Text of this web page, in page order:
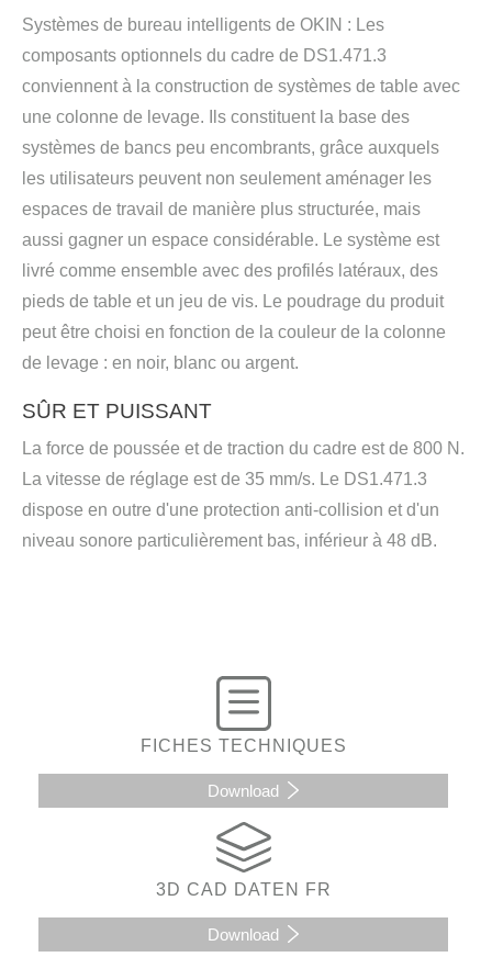
Systèmes de bureau intelligents de OKIN : Les
composants optionnels du cadre de DS1.471.3
conviennent à la construction de systèmes de table avec
une colonne de levage. Ils constituent la base des
systèmes de bancs peu encombrants, grâce auxquels
les utilisateurs peuvent non seulement aménager les
espaces de travail de manière plus structurée, mais
aussi gagner un espace considérable. Le système est
livré comme ensemble avec des profilés latéraux, des
pieds de table et un jeu de vis. Le poudrage du produit
peut être choisi en fonction de la couleur de la colonne
de levage : en noir, blanc ou argent.
SÛR ET PUISSANT
La force de poussée et de traction du cadre est de 800 N.
La vitesse de réglage est de 35 mm/s. Le DS1.471.3
dispose en outre d'une protection anti-collision et d'un
niveau sonore particulièrement bas, inférieur à 48 dB.
FICHES TECHNIQUES
Download
3D CAD DATEN FR
Download